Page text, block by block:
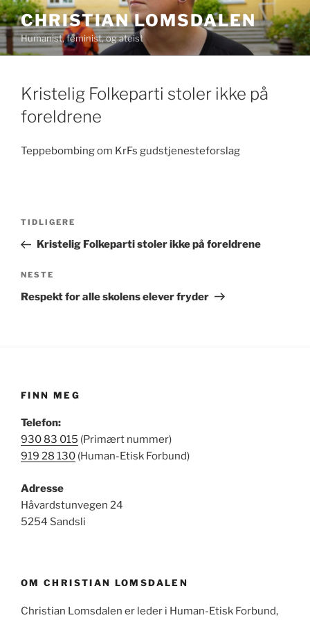
Gå
til
innhold
CHRISTIAN LOMSDALEN
Humanist, feminist, og ateist
Kristelig Folkeparti stoler ikke på
foreldrene
Teppebombing om KrFs gudstjenesteforslag
Innleggsnavigasjon
Forrige
innlegg
TIDLIGERE
Kristelig Folkeparti stoler ikke på foreldrene
Neste
innlegg
NESTE
Respekt for alle skolens elever fryder
FINN MEG
Telefon:
930 83 015 (Primært nummer)
919 28 130 (Human-Etisk Forbund)
Adresse
Håvardstunvegen 24
5254 Sandsli
OM CHRISTIAN LOMSDALEN
Christian Lomsdalen er leder i Human-Etisk Forbund,